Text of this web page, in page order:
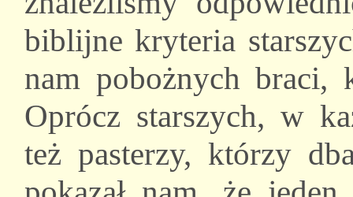
biblijne kryteria
nam pobożnych braci,
Oprócz starszych, w
też pasterzy, którzy